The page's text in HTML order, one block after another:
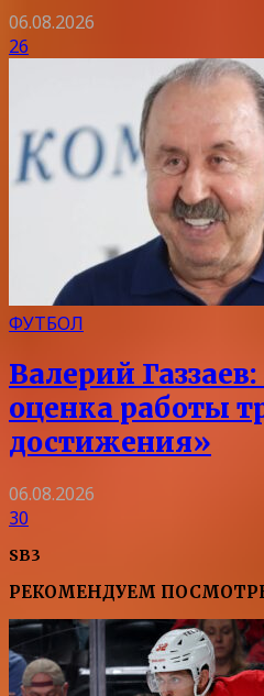
06.08.2026
26
ФУТБОЛ
Валерий
оценка работы
достижения»
06.08.2026
30
SB3
РЕКОМЕНДУЕМ